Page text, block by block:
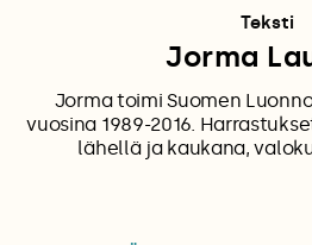
Teksti
Jorma
Jorma toimi Suomen
vuosina 1989-2016.
lähellä ja kaukana,